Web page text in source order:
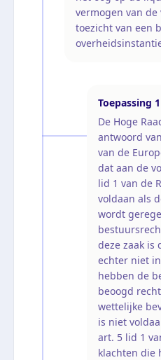
vermogen van
toezicht van een
Toepassing 1
De Hoge
antwoord
van de
dat aan de
lid 1 van de
voldaan als
wordt
deze zaak is
echter niet
hebben de
beoogd
wettelijke
is niet
art. 5 lid 1
klachten die